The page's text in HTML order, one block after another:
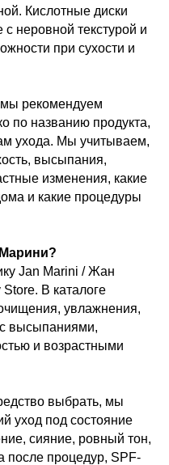
Кислотные диски
неровной текстурой и
при сухости и
рекомендуем
по названию продукта,
ухода. Мы учитываем,
высыпания,
изменения, какие
и какие процедуры
Jan Marini / Жан
В каталоге
увлажнения,
высыпаниями,
и возрастными
выбрать, мы
уход под состояние
сияние, ровный тон,
после процедур, SPF-